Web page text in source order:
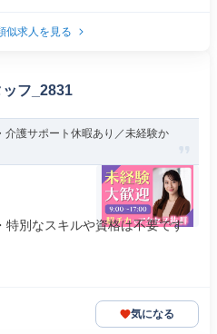
似求人を見る
ッフ_2831
介護サポート休暇あり／未経験か
特別なスキルや資格は不要です
気になる